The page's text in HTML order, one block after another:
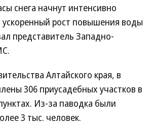
снега начнут интенсивно
ускоренный рост повышения воды
представитель Западно-
Алтайского края, в
306 приусадебных участков в
Из-за паводка были
3 тыс. человек.